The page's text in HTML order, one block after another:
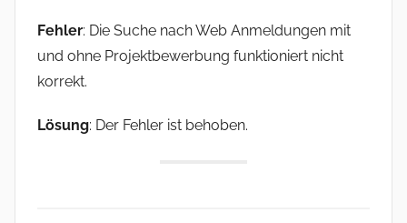
Fehler: Die Suche nach Web Anmeldungen mit
und ohne Projektbewerbung funktioniert nicht
korrekt.
Lösung: Der Fehler ist behoben.